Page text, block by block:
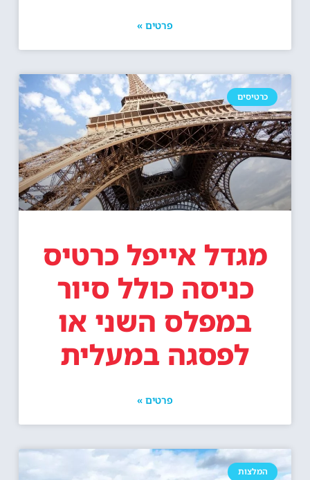
פרטים »
כרטיסים
מגדל אייפל כרטיס
כניסה כולל סיור
במפלס השני או
לפסגה במעלית
פרטים »
המלצות